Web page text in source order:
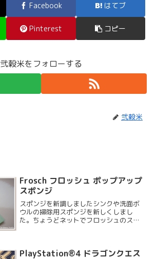
Facebook はてブ
Pinterest コピー
弐穀米をフォローする
弐穀米
Frosch フロッシュ ポップアップ
スポンジ
スポンジを新調しましたシンクや洗面ボ
ウルの掃除用スポンジを新しくしまし
た。ちょうどネットでフロッシュのスポ
つずつ購入しました...
PlayStation®4 ドラゴンクエス